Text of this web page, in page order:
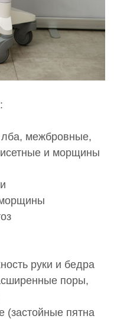
(Scarlet)
(Scarlet)
(Scarlet)
(Scarlet)
Скарлет (Scarlet)
межбровные,
и морщины
руки и бедра
поры,
(застойные пятна